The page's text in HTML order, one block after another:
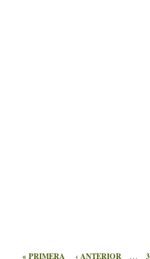
« PRIMERA ‹ ANTERIOR … 3